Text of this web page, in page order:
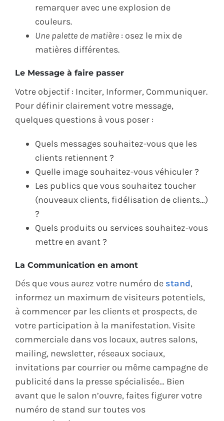
remarquer avec une explosion de
couleurs.
Une palette de matière : osez le mix de
matières différentes.
Le Message à faire passer
Votre objectif : Inciter, Informer, Communiquer.
Pour définir clairement votre message,
quelques questions à vous poser :
Quels messages souhaitez-vous que les
clients retiennent ?
Quelle image souhaitez-vous véhiculer ?
Les publics que vous souhaitez toucher
(nouveaux clients, fidélisation de clients…)
?
Quels produits ou services souhaitez-vous
mettre en avant ?
La Communication en amont
Dés que vous aurez votre numéro de stand,
informez un maximum de visiteurs potentiels,
à commencer par les clients et prospects, de
votre participation à la manifestation. Visite
commerciale dans vos locaux, autres salons,
mailing, newsletter, réseaux sociaux,
invitations par courrier ou même campagne de
publicité dans la presse spécialisée… Bien
avant que le salon n’ouvre, faites figurer votre
numéro de stand sur toutes vos